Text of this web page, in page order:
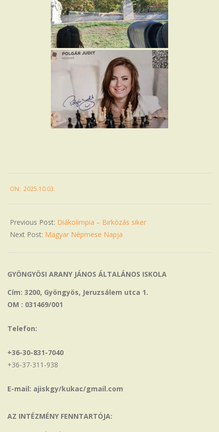
10-
ON: 2025.10.03.
Previous Post: Diákolimpia – Birkózás siker
Next Post: Magyar Népmese Napja
GYÖNGYÖSI ARANY JÁNOS ÁLTALÁNOS ISKOLA
Cím: 3200, Gyöngyös, Jeruzsálem utca 1.
OM : 031469/001
Telefon:
+36-30-831-7040
+36-37-311-938
E-mail: ajiskgy/kukac/gmail.com
AZ INTÉZMÉNY FENNTARTÓJA: